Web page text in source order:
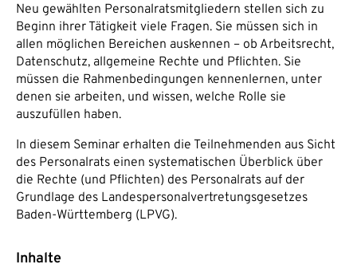
Neu gewählten Personalratsmitgliedern stellen sich zu
Beginn ihrer Tätigkeit viele Fragen. Sie müssen sich in
allen möglichen Bereichen auskennen – ob Arbeitsrecht,
Datenschutz, allgemeine Rechte und Pflichten. Sie
müssen die Rahmenbedingungen kennenlernen, unter
denen sie arbeiten, und wissen, welche Rolle sie
auszufüllen haben.
In diesem Seminar erhalten die Teilnehmenden aus Sicht
des Personalrats einen systematischen Überblick über
die Rechte (und Pflichten) des Personalrats auf der
Grundlage des Landespersonalvertretungsgesetzes
Baden-Württemberg (LPVG).
Inhalte